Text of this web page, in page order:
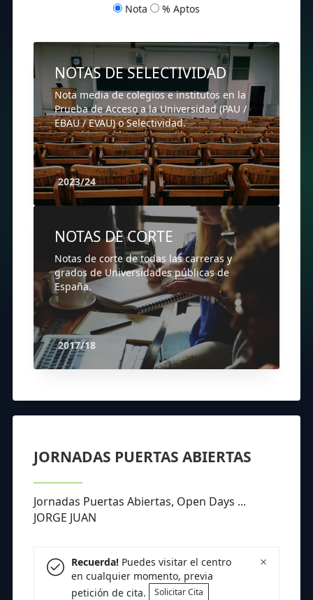
Nota % Aptos
NOTAS DE SELECTIVIDAD
Nota media de colegios e institutos en la
Prueba de Acceso a la Universidad (PAU /
EBAU / EVAU) o Selectividad.
2023/24
NOTAS DE CORTE
Notas de corte de todas las carreras y
grados de Universidades públicas de
España.
2017/18
JORNADAS PUERTAS ABIERTAS
Jornadas Puertas Abiertas, Open Days ...
JORGE JUAN
×
Recuerda!Puedes visitar el centro
en cualquier momento, previa
petición de cita.
Solicitar Cita